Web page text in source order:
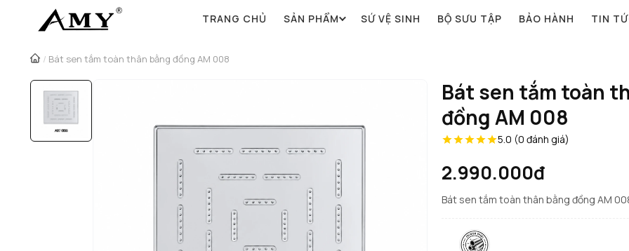
TRANG CHỦ SẢN PHẨM SỨ VỆ SINH BỘ SƯU TẬP BẢO HÀNH TIN
/ Bát sen tắm toàn thân bằng đồng AM 008
Bát sen tắm toàn
đồng AM 008
5.0 (0 đánh giá)
2.990.000đ
Bát sen tắm toàn thân bằng đồng AM